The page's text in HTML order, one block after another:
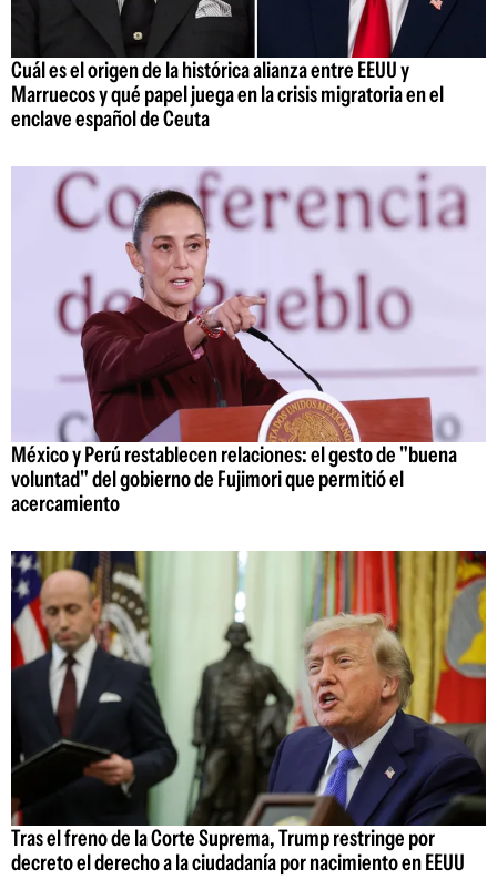
Cuál es el origen de la histórica alianza entre EEUU y
Marruecos y qué papel juega en la crisis migratoria en el
enclave español de Ceuta
México y Perú restablecen relaciones: el gesto de "buena
voluntad" del gobierno de Fujimori que permitió el
acercamiento
Tras el freno de la Corte Suprema, Trump restringe por
decreto el derecho a la ciudadanía por nacimiento en EEUU